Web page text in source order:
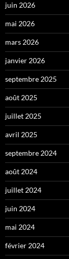
juin 2026
mai 2026
mars 2026
janvier 2026
septembre 2025
août 2025
juillet 2025
avril 2025
septembre 2024
août 2024
juillet 2024
juin 2024
mai 2024
février 2024